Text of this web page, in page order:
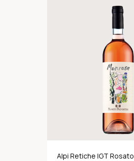
Alpi Retiche IGT Rosato